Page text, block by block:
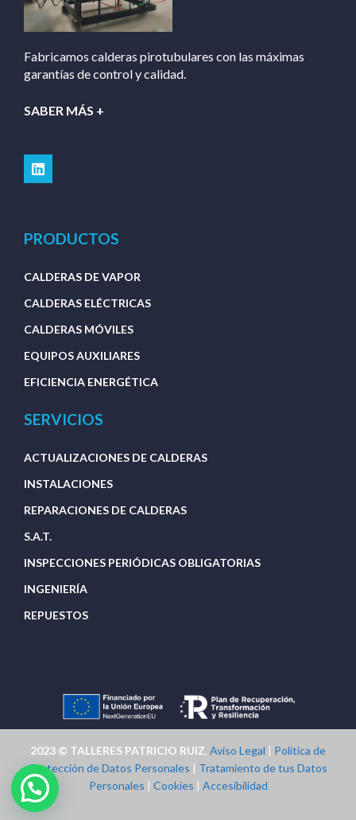
Fabricamos calderas pirotubulares con las máximas
garantías de control y calidad.
SABER MÁS +
PRODUCTOS
CALDERAS DE VAPOR
CALDERAS ELÉCTRICAS
CALDERAS MÓVILES
EQUIPOS AUXILIARES
EFICIENCIA ENERGÉTICA
SERVICIOS
ACTUALIZACIONES DE CALDERAS
INSTALACIONES
REPARACIONES DE CALDERAS
S.A.T.
INSPECCIONES PERIÓDICAS OBLIGATORIAS
INGENIERÍA
REPUESTOS
2023 © TALLERES PATRICIO RUIZ, Aviso Legal | Política de
Protección de Datos Personales | Tratamiento de tus Datos
Personales | Cookies | Accesibilidad